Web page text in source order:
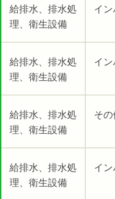
給排水、排水処
理、衛生設備
イン
給排水、排水処
理、衛生設備
イン
給排水、排水処
理、衛生設備
その
給排水、排水処
理、衛生設備
イン